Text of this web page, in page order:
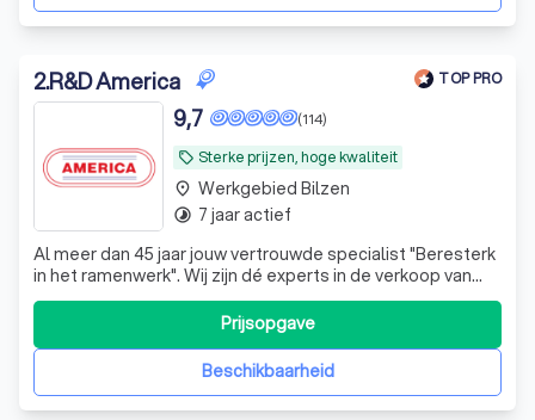
2.R&D America TOP PRO
local_offer Sterke prijzen, hoge kwaliteit
(114)
9,7
Al meer dan 45 jaar jouw vertrouwde specialist "Beresterk
in het ramenwerk". Wij zijn dé experts in de verkoop van
ramen en deuren, en hebben ons de afgelopen jaren ook
sterk gericht op zonwering en outdoor living. Denk aan
hoogwaardige terrasoverkappingen, rolluiken,
lamellendaken, screens, glazens
Beschikbaarheid
Prijsopgave
place Werkgebied Bilzen
timelapse 7 jaar actief